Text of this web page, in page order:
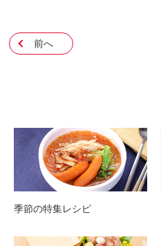
前へ
季節の特集レシピ